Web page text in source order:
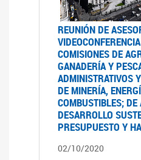
REUNIÓN DE
COMISIONES DE
GANADERÍA Y
ADMINISTRATIVOS
DE MINERÍA,
COMBUSTIBLES; DE
DESARROLLO
PRESUPUESTO Y
02/10/2020